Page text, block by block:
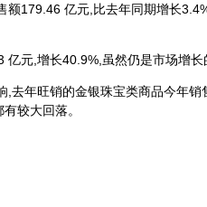
179.46 亿元,比去年同期增长
,增长40.9%,虽然仍是市场增长
,去年旺销的金银珠宝类商品今年
较大回落。